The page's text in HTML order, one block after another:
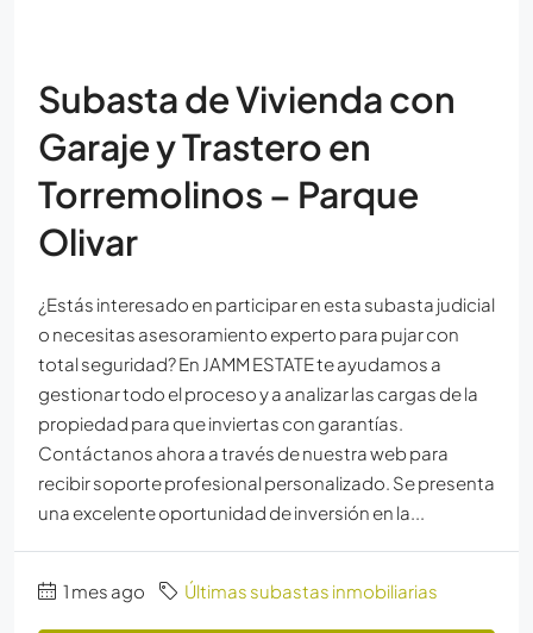
Subasta de Vivienda con
Garaje y Trastero en
Torremolinos – Parque
Olivar
¿Estás interesado en participar en esta subasta judicial
o necesitas asesoramiento experto para pujar con
total seguridad? En JAMM ESTATE te ayudamos a
gestionar todo el proceso y a analizar las cargas de la
propiedad para que inviertas con garantías.
Contáctanos ahora a través de nuestra web para
recibir soporte profesional personalizado. Se presenta
una excelente oportunidad de inversión en la...
1 mes ago Últimas subastas inmobiliarias